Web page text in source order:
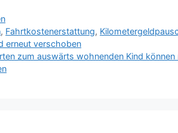
, Fahrtkostenerstattung,
erneut verschoben
zum auswärts wohnenden Kind